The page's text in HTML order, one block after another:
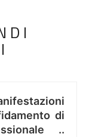
di
..